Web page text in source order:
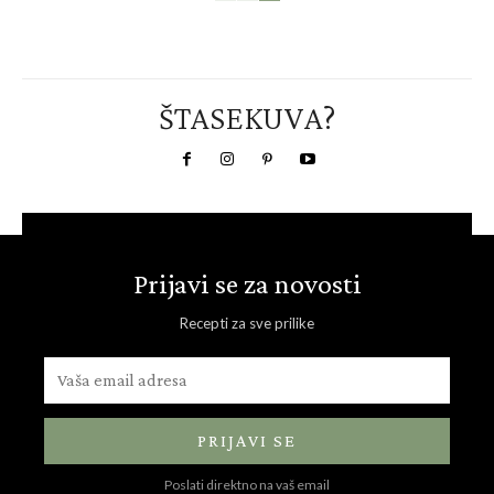
ŠTASEKUVA?
Prijavi se za novosti
Recepti za sve prilike
PRIJAVI SE
Poslati direktno na vaš email